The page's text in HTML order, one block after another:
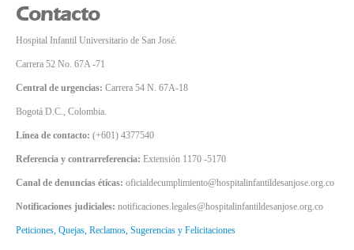
Contacto
Hospital Infantil Universitario de San José.
Carrera 52 No. 67A -71
Central de urgencias: Carrera 54 N. 67A-18
Bogotá D.C., Colombia.
Línea de contacto: (+601) 4377540
Referencia y contrarreferencia: Extensión 1170 -5170
Canal de denuncias éticas: oficialdecumplimiento@hospitalinfantildesanjose.org.co
Notificaciones judiciales: notificaciones.legales@hospitalinfantildesanjose.org.co
Peticiones, Quejas, Reclamos, Sugerencias y Felicitaciones